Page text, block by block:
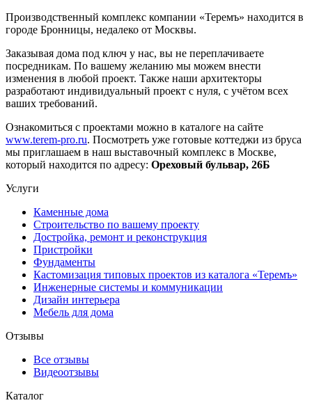
Производственный комплекс компании «Теремъ» находится в
городе Бронницы, недалеко от Москвы.
Заказывая дома под ключ у нас, вы не переплачиваете
посредникам. По вашему желанию мы можем внести
изменения в любой проект. Также наши архитекторы
разработают индивидуальный проект с нуля, с учётом всех
ваших требований.
Ознакомиться с проектами можно в каталоге на сайте
www.terem-pro.ru. Посмотреть уже готовые коттеджи из бруса
мы приглашаем в наш выставочный комплекс в Москве,
который находится по адресу: Ореховый бульвар, 26Б
Услуги
Каменные дома
Строительство по вашему проекту
Достройка, ремонт и реконструкция
Пристройки
Фундаменты
Кастомизация типовых проектов из каталога «Теремъ»
Инженерные системы и коммуникации
Дизайн интерьера
Мебель для дома
Отзывы
Все отзывы
Видеоотзывы
Каталог